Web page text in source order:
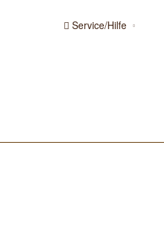
Service/Hilfe